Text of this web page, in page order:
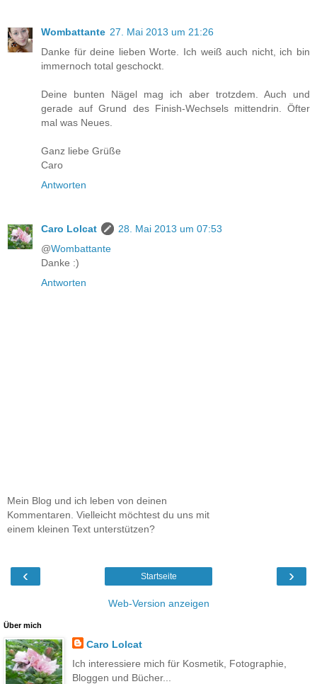
Wombattante 27. Mai 2013 um 21:26
Danke für deine lieben Worte. Ich weiß auch nicht, ich bin
immernoch total geschockt.
Deine bunten Nägel mag ich aber trotzdem. Auch und
gerade auf Grund des Finish-Wechsels mittendrin. Öfter
mal was Neues.
Ganz liebe Grüße
Caro
Antworten
Caro Lolcat
28. Mai 2013 um 07:53
@Wombattante
Danke :)
Antworten
Mein Blog und ich leben von deinen
Kommentaren. Vielleicht möchtest du uns mit
einem kleinen Text unterstützen?
‹ ›
Startseite
Web-Version anzeigen
Über mich
Caro Lolcat
Ich interessiere mich für Kosmetik, Fotographie,
Bloggen und Bücher...